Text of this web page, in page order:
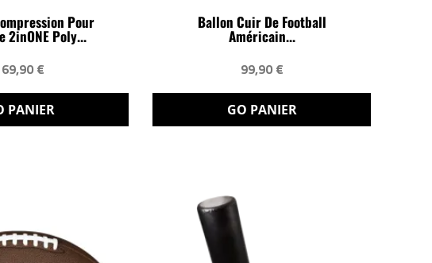
Pour
2inONE Poly...
€
PANIER
Ballon Cuir De Football
Américain...
99,90 €
GO PANIER